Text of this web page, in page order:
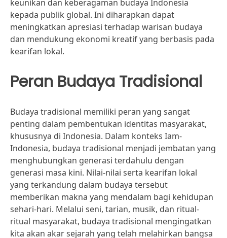
keunikan dan keberagaman budaya Indonesia
kepada publik global. Ini diharapkan dapat
meningkatkan apresiasi terhadap warisan budaya
dan mendukung ekonomi kreatif yang berbasis pada
kearifan lokal.
Peran Budaya Tradisional
Budaya tradisional memiliki peran yang sangat
penting dalam pembentukan identitas masyarakat,
khususnya di Indonesia. Dalam konteks Iam-
Indonesia, budaya tradisional menjadi jembatan yang
menghubungkan generasi terdahulu dengan
generasi masa kini. Nilai-nilai serta kearifan lokal
yang terkandung dalam budaya tersebut
memberikan makna yang mendalam bagi kehidupan
sehari-hari. Melalui seni, tarian, musik, dan ritual-
ritual masyarakat, budaya tradisional mengingatkan
kita akan akar sejarah yang telah melahirkan bangsa